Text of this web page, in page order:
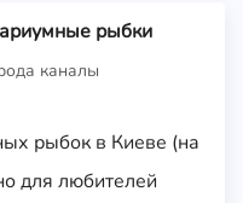
рыбки
каналы
рыбок в Киеве (на
для любителей